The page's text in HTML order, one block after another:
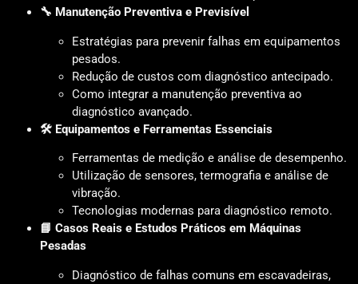
🔧 Manutenção Preventiva e Previsível
Estratégias para prevenir falhas em equipamentos
pesados.
Redução de custos com diagnóstico antecipado.
Como integrar a manutenção preventiva ao
diagnóstico avançado.
🛠️ Equipamentos e Ferramentas Essenciais
Ferramentas de medição e análise de desempenho.
Utilização de sensores, termografia e análise de
vibração.
Tecnologias modernas para diagnóstico remoto.
📘 Casos Reais e Estudos Práticos em Máquinas
Pesadas
Diagnóstico de falhas comuns em escavadeiras,